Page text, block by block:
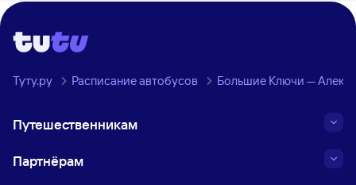
Туту.ру Расписание автобусов Большие Ключи —
Путешественникам
Партнёрам